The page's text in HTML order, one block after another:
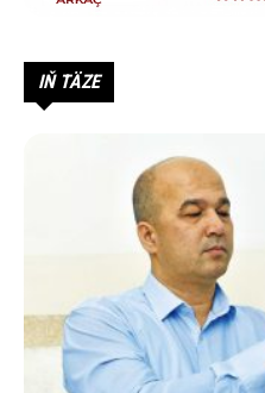
IŇ TÄZE